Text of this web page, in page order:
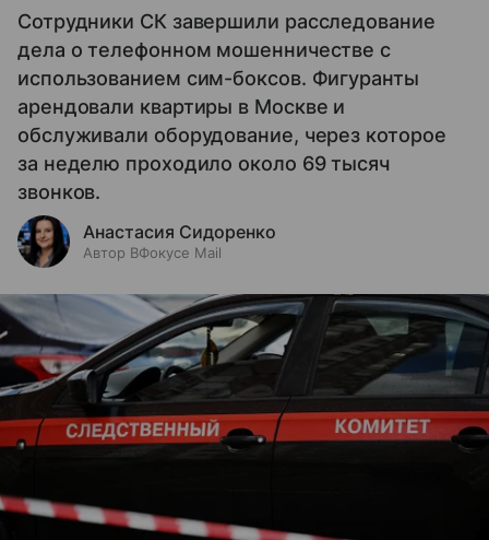
Сотрудники СК завершили расследование
дела о телефонном мошенничестве с
использованием сим-боксов. Фигуранты
арендовали квартиры в Москве и
обслуживали оборудование, через которое
за неделю проходило около 69 тысяч
звонков.
Анастасия Сидоренко
Автор ВФокусе Mail